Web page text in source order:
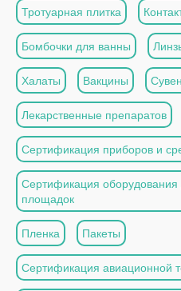
Тротуарная плитка
Бомбочки для ванны
Халаты Вакцины
Лекарственные препаратов
Сертификация приборов и
Сертификация оборудования
площадок
Пленка Пакеты
Сертификация авиационной